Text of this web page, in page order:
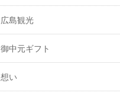
広島観光
御中元ギフト
想い